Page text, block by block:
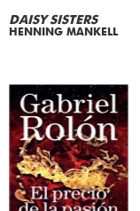
DAISY SISTERS
HENNING MANKELL